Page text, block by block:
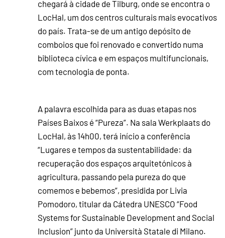
chegará à cidade de Tilburg, onde se encontra o
LocHal, um dos centros culturais mais evocativos
do país. Trata-se de um antigo depósito de
comboios que foi renovado e convertido numa
biblioteca cívica e em espaços multifuncionais,
com tecnologia de ponta.
A palavra escolhida para as duas etapas nos
Países Baixos é “Pureza”. Na sala Werkplaats do
LocHal, às 14h00, terá início a conferência
“Lugares e tempos da sustentabilidade: da
recuperação dos espaços arquitetónicos à
agricultura, passando pela pureza do que
comemos e bebemos”, presidida por Livia
Pomodoro, titular da Cátedra UNESCO “Food
Systems for Sustainable Development and Social
Inclusion” junto da Università Statale di Milano.